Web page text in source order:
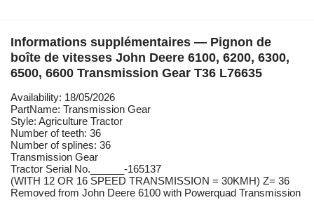
Informations supplémentaires — Pignon de
boîte de vitesses John Deere 6100, 6200, 6300,
6500, 6600 Transmission Gear T36 L76635
Availability: 18/05/2026
PartName: Transmission Gear
Style: Agriculture Tractor
Number of teeth: 36
Number of splines: 36
Transmission Gear
Tractor Serial No.______-165137
(WITH 12 OR 16 SPEED TRANSMISSION = 30KMH) Z= 36
Removed from John Deere 6100 with Powerquad Transmission